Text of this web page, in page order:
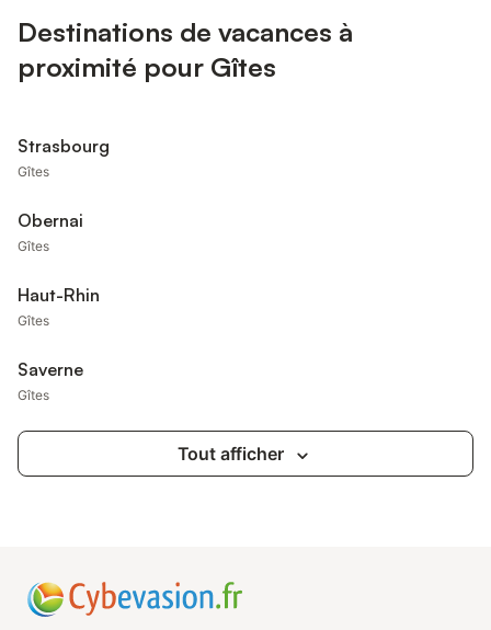
Destinations de vacances à
proximité pour Gîtes
Strasbourg
Gîtes
Obernai
Gîtes
Haut-Rhin
Gîtes
Saverne
Gîtes
Tout afficher